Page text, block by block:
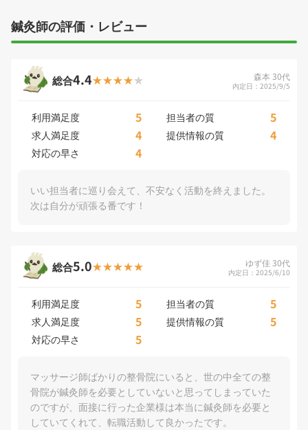
鍼灸師の評価・レビュー
総合4.4 森本 30代
内定日：2025/9/5
利用満足度 5 担当者の質 5
求人満足度 4 提供情報の質 4
対応の早さ 4
いい担当者に巡り会えて、不安なく活動を終えました。
次は自分が頑張る番です！
総合5.0 ゆず佳 30代
内定日：2025/6/10
利用満足度 5 担当者の質 5
求人満足度 5 提供情報の質 5
対応の早さ 5
マッサージ師ばかりの整骨院にいると、世の中全ての整
骨院が鍼灸師を必要としていないと思ってしまっていた
のですが、面接に行った企業様は本当に鍼灸師を必要と
していてくれて、転職活動して良かったです。